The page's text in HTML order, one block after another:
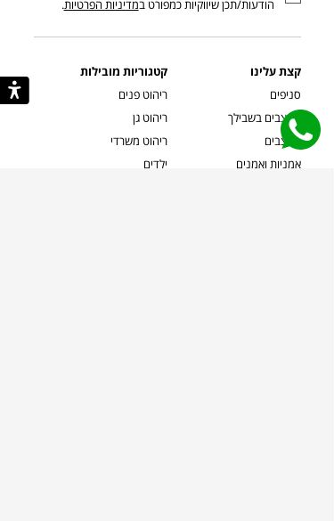
הודעות/תכן שיווקיות כמפורט במדיניות הפרטיות.
קצת עלינו
סניפים
מעצבים בשבילך
מעצבים
אמניות ואמנים
קטגוריות מובילות
ריהוט פנים
ריהוט גן
ריהוט משרדי
ילדים